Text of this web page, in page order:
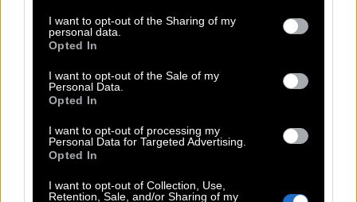
I want to opt-out of the Sharing of my
personal data.
Opted In
I want to opt-out of the Sale of my
Personal Data.
Opted In
I want to opt-out of processing my
Personal Data for Targeted Advertising.
Opted In
I want to opt-out of Collection, Use,
Retention, Sale, and/or Sharing of my
Französischer Pluralartikel
E
S
Messlatte, z. B. von eins bis zehn:
Fußballverein in Neapel:
S
C